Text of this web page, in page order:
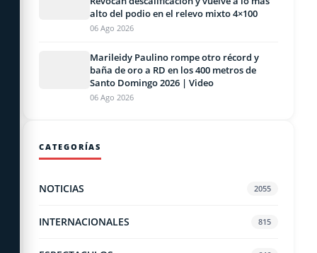
alto del podio en el relevo mixto 4×100
06 Ago 2026
Marileidy Paulino rompe otro récord y
baña de oro a RD en los 400 metros de
Santo Domingo 2026 | Video
06 Ago 2026
CATEGORÍAS
NOTICIAS 2055
INTERNACIONALES 815